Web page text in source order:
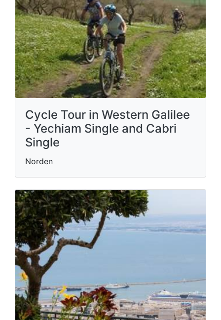
Cycle Tour in Western Galilee
- Yechiam Single and Cabri
Single
Norden